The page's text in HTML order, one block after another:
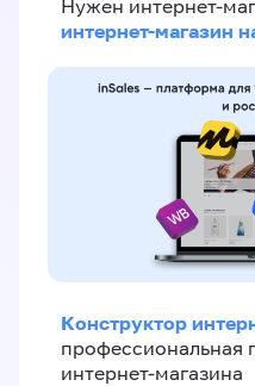
Нужен интернет-
интернет-магазин
Конструктор
профессиональная
интернет-магазина